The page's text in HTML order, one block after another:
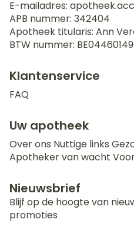
E-mailadres:
APB nummer: 342404
Apotheek titularis: Ann
BTW nummer:
Klantenservice
FAQ
Uw apotheek
Over ons Nuttige links
Apotheker van wacht
Nieuwsbrief
Blijf op de hoogte van
promoties